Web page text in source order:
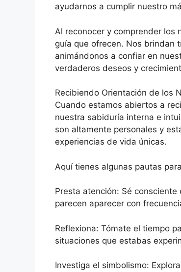
ayudarnos a cumplir nuestro
Al reconocer y comprender los
guía que ofrecen. Nos brindan
animándonos a confiar en
verdaderos deseos y
Recibiendo Orientación de los
Cuando estamos abiertos a
nuestra sabiduría interna e
son altamente personales y
experiencias de vida únicas.
Aquí tienes algunas pautas
Presta atención: Sé
parecen aparecer con
Reflexiona: Tómate el tiempo
situaciones que estabas
Investiga el simbolismo: